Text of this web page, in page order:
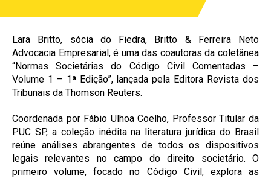
Lara Britto, sócia do Fiedra, Britto & Ferreira Neto
Advocacia Empresarial, é uma das coautoras da coletânea
“Normas Societárias do Código Civil Comentadas –
Volume 1 – 1ª Edição”, lançada pela Editora Revista dos
Tribunais da Thomson Reuters.
Coordenada por Fábio Ulhoa Coelho, Professor Titular da
PUC SP, a coleção inédita na literatura jurídica do Brasil
reúne análises abrangentes de todos os dispositivos
legais relevantes no campo do direito societário. O
primeiro volume, focado no Código Civil, explora as